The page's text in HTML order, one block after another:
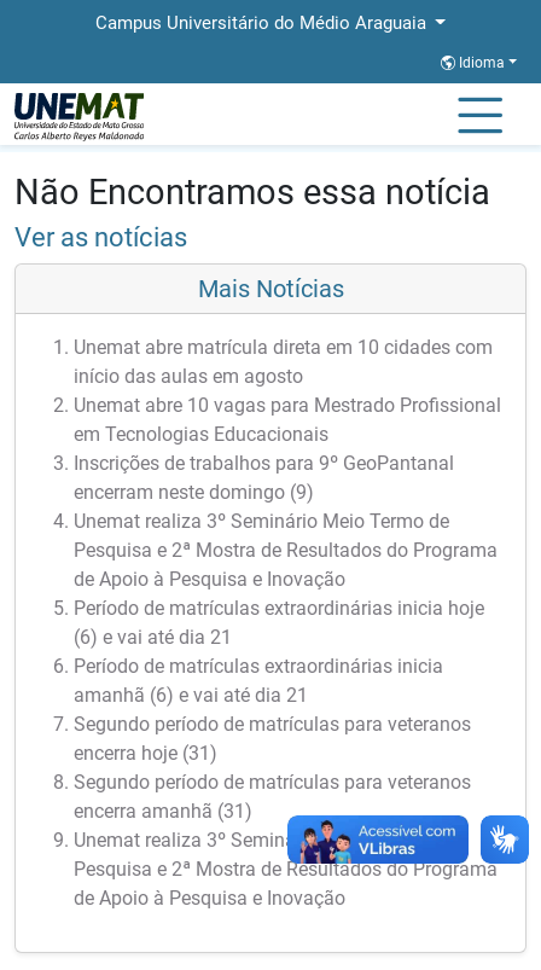
Campus Universitário do Médio Araguaia
Idioma
Página Inicial
Não Encontramos essa notícia
Ver as notícias
Mais Notícias
Unemat abre matrícula direta em 10 cidades com
início das aulas em agosto
Unemat abre 10 vagas para Mestrado Profissional
em Tecnologias Educacionais
Inscrições de trabalhos para 9º GeoPantanal
encerram neste domingo (9)
Unemat realiza 3º Seminário Meio Termo de
Pesquisa e 2ª Mostra de Resultados do Programa
de Apoio à Pesquisa e Inovação
Período de matrículas extraordinárias inicia hoje
(6) e vai até dia 21
Período de matrículas extraordinárias inicia
amanhã (6) e vai até dia 21
Segundo período de matrículas para veteranos
encerra hoje (31)
Segundo período de matrículas para veteranos
encerra amanhã (31)
Unemat realiza 3º Seminário Meio Termo de
Pesquisa e 2ª Mostra de Resultados do Programa
de Apoio à Pesquisa e Inovação